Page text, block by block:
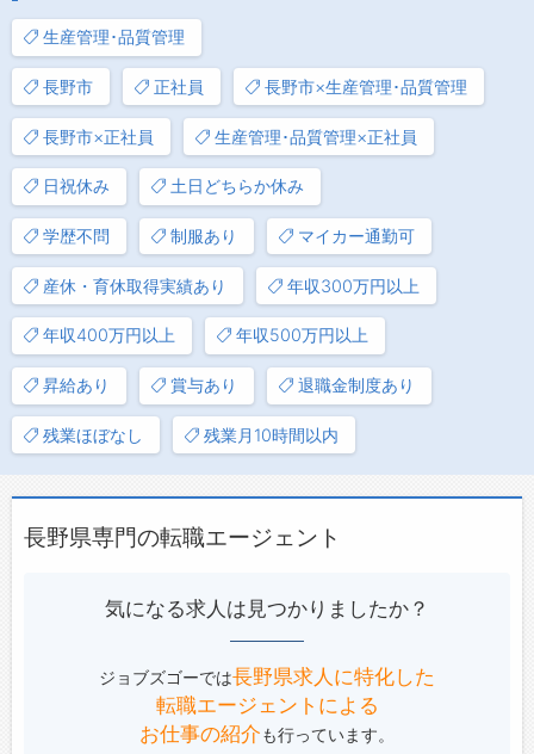
生産管理･品質管理
長野市 正社員 長野市×生産管理･品質管理
長野市×正社員 生産管理･品質管理×正社員
日祝休み 土日どちらか休み
学歴不問 制服あり マイカー通勤可
産休・育休取得実績あり 年収300万円以上
年収400万円以上 年収500万円以上
昇給あり 賞与あり 退職金制度あり
残業ほぼなし 残業月10時間以内
長野県専門の転職エージェント
気になる求人は見つかりましたか？
ジョブズゴーでは長野県求人に特化した
転職エージェントによる
お仕事の紹介も行っています。